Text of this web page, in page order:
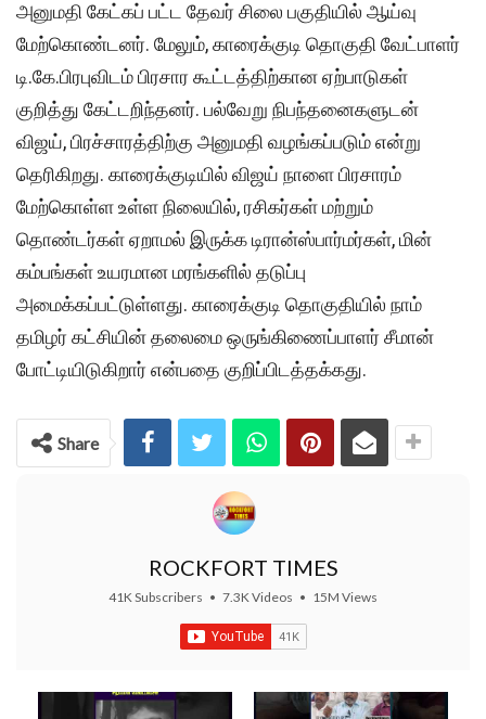
அனுமதி கேட்கப் பட்ட தேவர் சிலை பகுதியில் ஆய்வு
மேற்கொண்டனர். மேலும், காரைக்குடி தொகுதி வேட்பாளர்
டி.கே.பிரபுவிடம் பிரசார கூட்டத்திற்கான ஏற்பாடுகள்
குறித்து கேட்டறிந்தனர். பல்வேறு நிபந்தனைகளுடன்
விஜய், பிரச்சாரத்திற்கு அனுமதி வழங்கப்படும் என்று
தெரிகிறது. காரைக்குடியில் விஜய் நாளை பிரசாரம்
மேற்கொள்ள உள்ள நிலையில், ரசிகர்கள் மற்றும்
தொண்டர்கள் ஏறாமல் இருக்க டிரான்ஸ்பார்மர்கள், மின்
கம்பங்கள் உயரமான மரங்களில் தடுப்பு
அமைக்கப்பட்டுள்ளது. காரைக்குடி தொகுதியில் நாம்
தமிழர் கட்சியின் தலைமை ஒருங்கிணைப்பாளர் சீமான்
போட்டியிடுகிறார் என்பதை குறிப்பிடத்தக்கது.
Share
ROCKFORT TIMES
41K Subscribers • 7.3K Videos • 15M Views